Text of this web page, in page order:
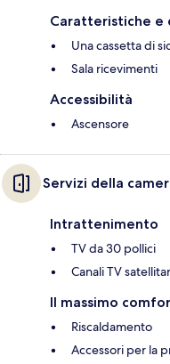
Caratteristiche e
Una cassetta di
Sala ricevimenti
Accessibilità
Ascensore
Servizi della
Intrattenimento
TV da 30 pollici
Canali TV
Il massimo
Riscaldamento
Accessori per la